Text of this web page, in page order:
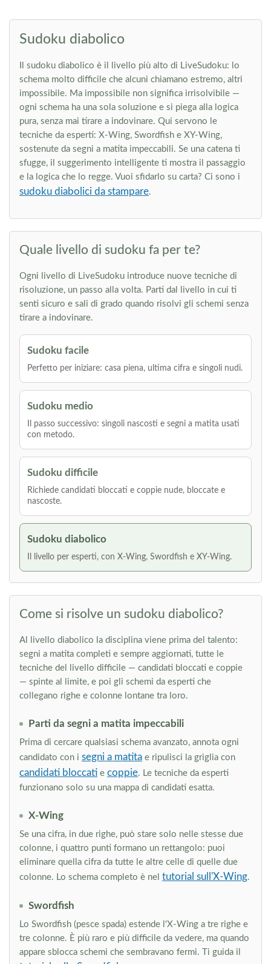
Sudoku diabolico
Il sudoku diabolico è il livello più alto di LiveSudoku: lo
schema molto difficile che alcuni chiamano estremo, altri
impossibile. Ma impossibile non significa irrisolvibile —
ogni schema ha una sola soluzione e si piega alla logica
pura, senza mai tirare a indovinare. Qui servono le
tecniche da esperti: X-Wing, Swordfish e XY-Wing,
sostenute da segni a matita impeccabili. Se una catena ti
sfugge, il suggerimento intelligente ti mostra il passaggio
e la logica che lo regge. Vuoi sfidarlo su carta? Ci sono i
sudoku diabolici da stampare.
Quale livello di sudoku fa per te?
Ogni livello di LiveSudoku introduce nuove tecniche di
risoluzione, un passo alla volta. Parti dal livello in cui ti
senti sicuro e sali di grado quando risolvi gli schemi senza
tirare a indovinare.
Sudoku facile
Perfetto per iniziare: casa piena, ultima cifra e singoli nudi.
Sudoku medio
Il passo successivo: singoli nascosti e segni a matita usati
con metodo.
Sudoku difficile
Richiede candidati bloccati e coppie nude, bloccate e
nascoste.
Sudoku diabolico
Il livello per esperti, con X-Wing, Swordfish e XY-Wing.
Come si risolve un sudoku diabolico?
Al livello diabolico la disciplina viene prima del talento:
segni a matita completi e sempre aggiornati, tutte le
tecniche del livello difficile — candidati bloccati e coppie
— spinte al limite, e poi gli schemi da esperti che
collegano righe e colonne lontane tra loro.
Parti da segni a matita impeccabili
Prima di cercare qualsiasi schema avanzato, annota ogni
candidato con i segni a matita e ripulisci la griglia con
candidati bloccati e coppie. Le tecniche da esperti
funzionano solo su una mappa di candidati esatta.
X-Wing
Se una cifra, in due righe, può stare solo nelle stesse due
colonne, i quattro punti formano un rettangolo: puoi
eliminare quella cifra da tutte le altre celle di quelle due
colonne. Lo schema completo è nel tutorial sull'X-Wing.
Swordfish
Lo Swordfish (pesce spada) estende l'X-Wing a tre righe e
tre colonne. È più raro e più difficile da vedere, ma quando
appare sblocca schemi che sembravano fermi. Ti guida il